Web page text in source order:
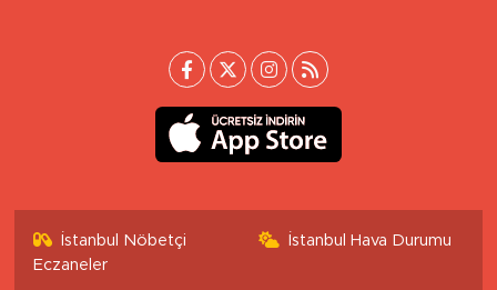
İstanbul Nöbetçi
Eczaneler
İstanbul Hava Durumu